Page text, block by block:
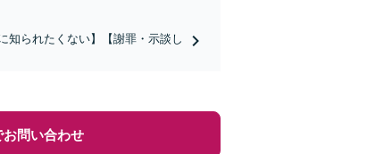
られたくない】【謝罪・示談し
お問い合わせ